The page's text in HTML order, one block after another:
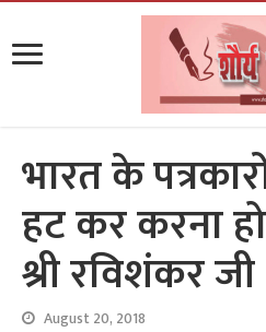
भारत के
हट कर करना
श्री रविशंकर जी
August 20, 2018